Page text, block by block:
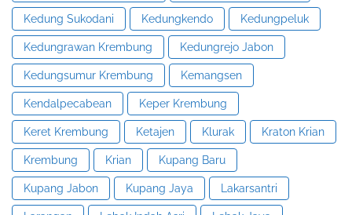
Kedung Sukodani Kedungkendo Kedungpeluk
Kedungrawan Krembung Kedungrejo Jabon
Kedungsumur Krembung Kemangsen
Kendalpecabean Keper Krembung
Keret Krembung Ketajen Klurak Kraton Krian
Krembung Krian Kupang Baru
Kupang Jabon Kupang Jaya Lakarsantri